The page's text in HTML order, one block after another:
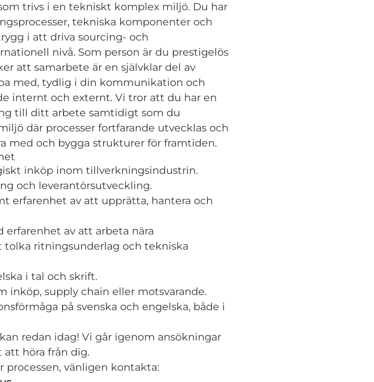
trivs i en tekniskt komplex miljö. Du har
tekniska komponenter och
i att driva sourcing- och
nivå. Som person är du prestigelös
att samarbete är en självklar del av
med, tydlig i din kommunikation och
internt och externt. Vi tror att du har en
till ditt arbete samtidigt som du
där processer fortfarande utvecklas och
med och bygga strukturer för framtiden.
inköp inom tillverkningsindustrin.
och leverantörsutveckling.
erfarenhet av att upprätta, hantera och
erfarenhet av att arbeta nära
tolka ritningsunderlag och tekniska
i tal och skrift.
inköp, supply chain eller motsvarande.
på svenska och engelska, både i
redan idag! Vi går igenom ansökningar
att höra från dig.
vänligen kontakta: